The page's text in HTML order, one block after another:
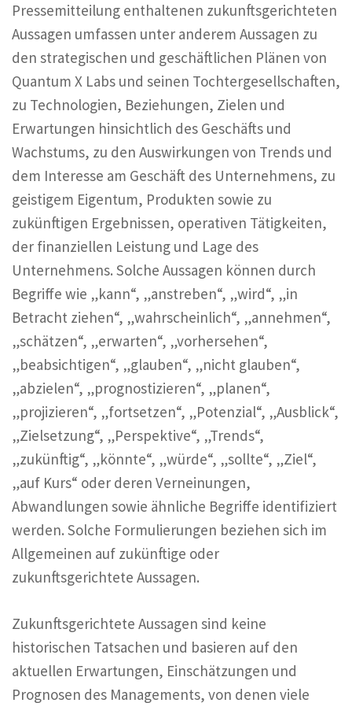
Pressemitteilung enthaltenen zukunftsgerichteten
Aussagen umfassen unter anderem Aussagen zu
den strategischen und geschäftlichen Plänen von
Quantum X Labs und seinen Tochtergesellschaften,
zu Technologien, Beziehungen, Zielen und
Erwartungen hinsichtlich des Geschäfts und
Wachstums, zu den Auswirkungen von Trends und
dem Interesse am Geschäft des Unternehmens, zu
geistigem Eigentum, Produkten sowie zu
zukünftigen Ergebnissen, operativen Tätigkeiten,
der finanziellen Leistung und Lage des
Unternehmens. Solche Aussagen können durch
Begriffe wie „kann“, „anstreben“, „wird“, „in
Betracht ziehen“, „wahrscheinlich“, „annehmen“,
„schätzen“, „erwarten“, „vorhersehen“,
„beabsichtigen“, „glauben“, „nicht glauben“,
„abzielen“, „prognostizieren“, „planen“,
„projizieren“, „fortsetzen“, „Potenzial“, „Ausblick“,
„Zielsetzung“, „Perspektive“, „Trends“,
„zukünftig“, „könnte“, „würde“, „sollte“, „Ziel“,
„auf Kurs“ oder deren Verneinungen,
Abwandlungen sowie ähnliche Begriffe identifiziert
werden. Solche Formulierungen beziehen sich im
Allgemeinen auf zukünftige oder
zukunftsgerichtete Aussagen.
Zukunftsgerichtete Aussagen sind keine
historischen Tatsachen und basieren auf den
aktuellen Erwartungen, Einschätzungen und
Prognosen des Managements, von denen viele